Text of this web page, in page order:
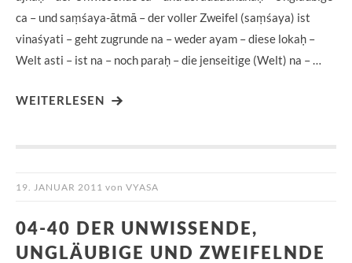
ca – und saṃśaya-ātmā – der voller Zweifel (saṃśaya) ist
vinaśyati – geht zugrunde na – weder ayam – diese lokaḥ –
Welt asti – ist na – noch paraḥ – die jenseitige (Welt) na – …
WEITERLESEN
19. JANUAR 2011 von VYASA
04-40 DER UNWISSENDE,
UNGLÄUBIGE UND ZWEIFELNDE